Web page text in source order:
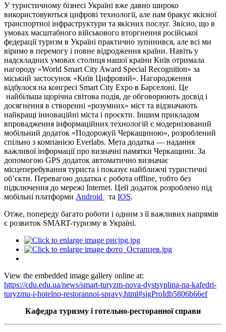
У туристичному бізнесі Україні вже давно широко
використовуються цифрові технології, але нам бракує якісної
транспортної інфраструктури та якісних послуг. Звісно, що в
умовах масштабного військового вторгнення російської
федерації туризм в Україні практично зупинився, але всі ми
віримо в перемогу і повне відродження країни. Навіть у
надскладних умовах столиця нашої країни Київ отримала
нагороду «World Smart City Award Special Recognition» за
міський застосунок «Київ Цифровий». Нагородження
відбулося на конгресі Smart City Expo в Барселоні. Це
найбільша щорічна світова подія, де обговорюють досвід і
досягнення в створенні «розумних» міст та відзначають
найкращі інноваційні міста і проєкти. Іншим прикладом
впровадження інформаційних технологій є модернізований
мобільний додаток «Подорожуй Черкащиною», розроблений
спільно з компанією Everlabs. Мета додатка — надання
важливої інформації про визначні памятки Черкащини. За
допомогою GPS додаток автоматично визначає
місцеперебування туриста і показує найближчі туристичні
об’єкти. Перевагою додатка є робота offline, тобто без
підключення до мережі Internet. Цей додаток розроблено під
мобільні платформи Android та IOS.
Отже, попереду багато роботи і одним з її важливих напрямів
є розвиток SMART-туризму в Україні.
View the embedded image gallery online at:
https://cdu.edu.ua/news/smart-turyzm-nova-dystsyplina-na-kafedri-
turyzmu-i-hotelno-restorannoi-spravy.html#sigProIdb5806b66ef
Кафедра туризму і готельно-ресторанної справи